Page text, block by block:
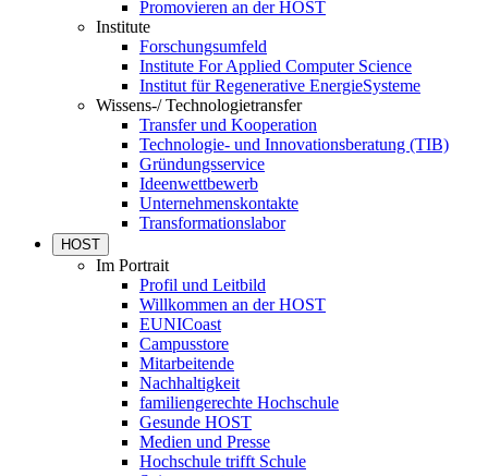
Promovieren an der HOST
Institute
Forschungsumfeld
Institute For Applied Computer Science
Institut für Regenerative EnergieSysteme
Wissens-/ Technologietransfer
Transfer und Kooperation
Technologie- und Innovationsberatung (TIB)
Gründungsservice
Ideenwettbewerb
Unternehmenskontakte
Transformationslabor
HOST
Im Portrait
Profil und Leitbild
Willkommen an der HOST
EUNICoast
Campusstore
Mitarbeitende
Nachhaltigkeit
familiengerechte Hochschule
Gesunde HOST
Medien und Presse
Hochschule trifft Schule